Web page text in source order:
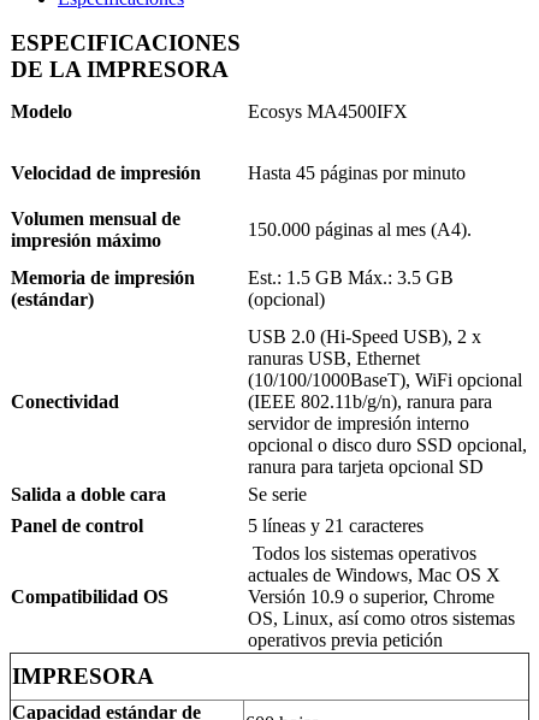
ESPECIFICACIONES
DE LA IMPRESORA
Modelo Ecosys MA4500IFX
Velocidad de impresión Hasta 45 páginas por minuto
Volumen mensual de
impresión máximo
150.000 páginas al mes (A4).
Memoria de impresión
(estándar)
Est.: 1.5 GB Máx.: 3.5 GB
(opcional)
Conectividad
USB 2.0 (Hi-Speed USB), 2 x
ranuras USB, Ethernet
(10/100/1000BaseT), WiFi opcional
(IEEE 802.11b/g/n), ranura para
servidor de impresión interno
opcional o disco duro SSD opcional,
ranura para tarjeta opcional SD
Salida a doble cara
Se serie
Panel de control
5 líneas y 21 caracteres
Compatibilidad OS
Todos los sistemas operativos
actuales de Windows, Mac OS X
Versión 10.9 o superior, Chrome
OS, Linux, así como otros sistemas
operativos previa petición
IMPRESORA
Capacidad estándar de